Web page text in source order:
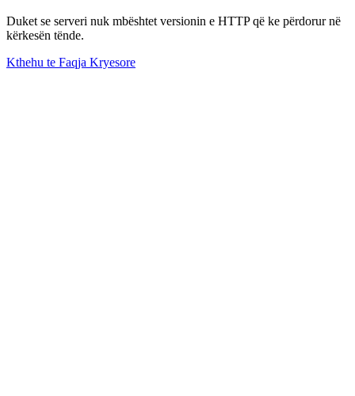
Duket se serveri nuk mbështet versionin e HTTP që ke përdorur në
kërkesën tënde.
Kthehu te Faqja Kryesore